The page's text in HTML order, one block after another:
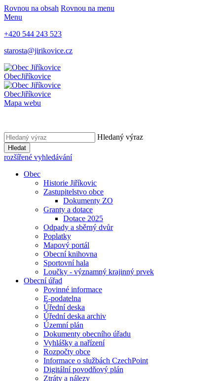
Rovnou na obsah Rovnou na menu
Menu
+420 544 243 523
starosta@jirikovice.cz
ObecJiříkovice
ObecJiříkovice
Mapa webu
Hledaný výraz
Hledat
rozšířené vyhledávání
Obec
Historie Jiříkovic
Zastupitelstvo obce
Dokumenty ZO
Granty a dotace
Dotace 2025
Odpady a sběrný dvůr
Poplatky
Mapový portál
Obecní knihovna
Sportovní hala
Loučky - významný krajinný prvek
Obecní úřad
Povinné informace
E-podatelna
Úřední deska
Úřední deska archiv
Územní plán
Dokumenty obecního úřadu
Vyhlášky a nařízení
Rozpočty obce
Informace o službách CzechPoint
Digitální povodňový plán
Ztráty a nálezy